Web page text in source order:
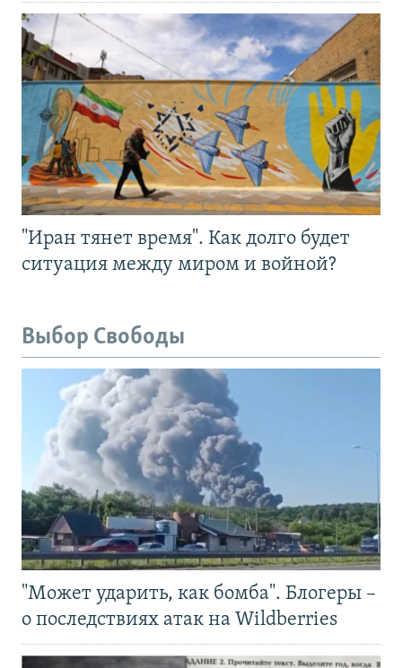
"Иран тянет время". Как долго будет
ситуация между миром и войной?
Выбор Свободы
"Может ударить, как бомба". Блогеры –
о последствиях атак на Wildberries